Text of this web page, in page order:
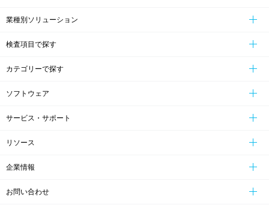
業種別ソリューション
検査項目で探す
カテゴリーで探す
ソフトウェア
サービス・サポート
リソース
企業情報
お問い合わせ